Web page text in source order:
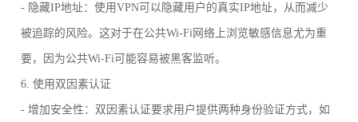
- 隐藏IP地址：使用VPN可以隐藏用户的真实IP地址，从而减少
被追踪的风险。这对于在公共Wi-Fi网络上浏览敏感信息尤为重
要，因为公共Wi-Fi可能容易被黑客监听。
6. 使用双因素认证
- 增加安全性：双因素认证要求用户提供两种身份验证方式，如